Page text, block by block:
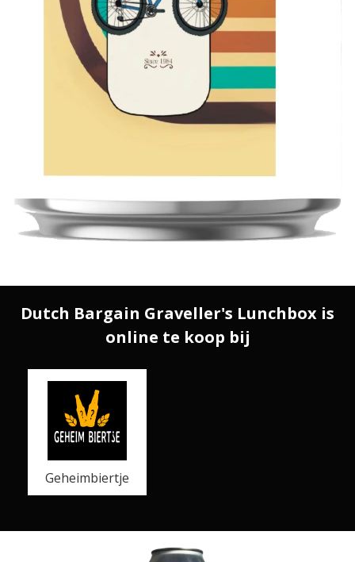
Dutch Bargain Graveller's Lunchbox is
online te koop bij
Geheimbiertje